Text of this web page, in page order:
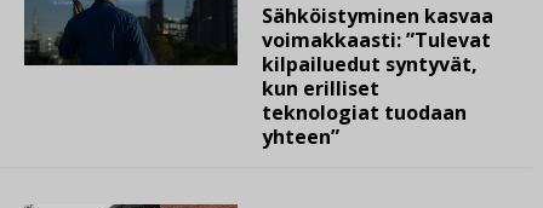
Sähköistyminen kasvaa
voimakkaasti: ”Tulevat
kilpailuedut syntyvät,
kun erilliset
teknologiat tuodaan
yhteen”